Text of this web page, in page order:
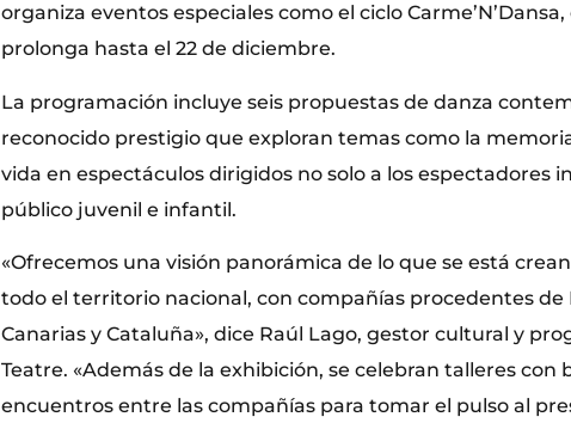
organiza eventos especiales como el ciclo
prolonga hasta el 22 de diciembre.
La programación incluye seis propuestas de danza
reconocido prestigio que exploran temas como la
vida en espectáculos dirigidos no solo a los espectadores
público juvenil e infantil.
«Ofrecemos una visión panorámica de lo que se está
todo el territorio nacional, con compañías procedentes de
Canarias y Cataluña», dice Raúl Lago, gestor cultural y
Teatre. «Además de la exhibición, se celebran talleres con
encuentros entre las compañías para tomar el pulso al